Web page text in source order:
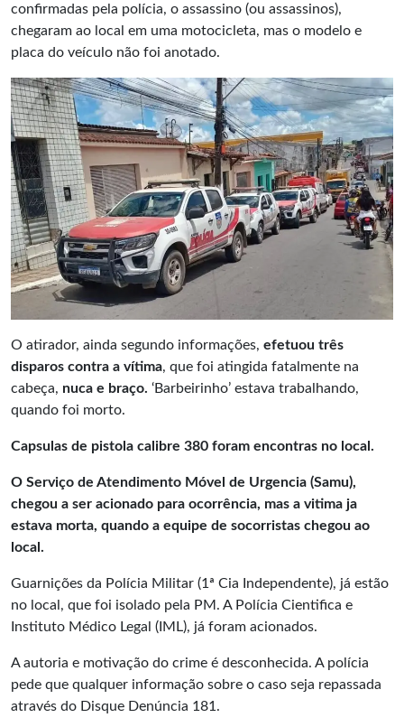
confirmadas pela polícia, o assassino (ou assassinos),
chegaram ao local em uma motocicleta, mas o modelo e
placa do veículo não foi anotado.
O atirador, ainda segundo informações, efetuou três
disparos contra a vítima, que foi atingida fatalmente na
cabeça, nuca e braço. ‘Barbeirinho’ estava trabalhando,
quando foi morto.
Capsulas de pistola calibre 380 foram encontras no local.
O Serviço de Atendimento Móvel de Urgencia (Samu),
chegou a ser acionado para ocorrência, mas a vitima ja
estava morta, quando a equipe de socorristas chegou ao
local.
Guarnições da Polícia Militar (1ª Cia Independente), já estão
no local, que foi isolado pela PM. A Polícia Cientifica e
Instituto Médico Legal (IML), já foram acionados.
A autoria e motivação do crime é desconhecida. A polícia
pede que qualquer informação sobre o caso seja repassada
através do Disque Denúncia 181.